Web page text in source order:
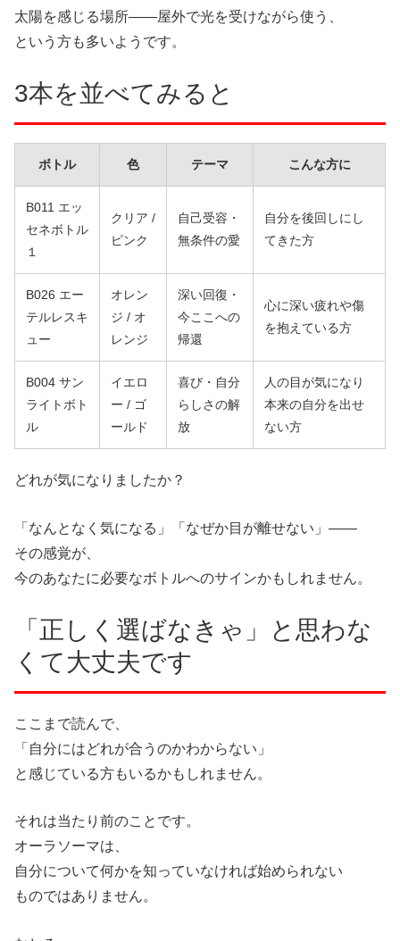
太陽を感じる場所——屋外で光を受けながら使う、
という方も多いようです。
3本を並べてみると
ボトル 色 テーマ こんな方に
B011 エッ
セネボトル
１
クリア /
ピンク
自己受容・
無条件の愛
自分を後回しにし
てきた方
B026 エー
テルレスキ
ュー
オレン
ジ / オ
レンジ
深い回復・
今ここへの
帰還
心に深い疲れや傷
を抱えている方
B004 サン
ライトボト
ル
イエロ
ー / ゴ
ールド
喜び・自分
らしさの解
放
人の目が気になり
本来の自分を出せ
ない方
どれが気になりましたか？
「なんとなく気になる」「なぜか目が離せない」——
その感覚が、
今のあなたに必要なボトルへのサインかもしれません。
「正しく選ばなきゃ」と思わな
くて大丈夫です
ここまで読んで、
「自分にはどれが合うのかわからない」
と感じている方もいるかもしれません。
それは当たり前のことです。
オーラソーマは、
自分について何かを知っていなければ始められない
ものではありません。